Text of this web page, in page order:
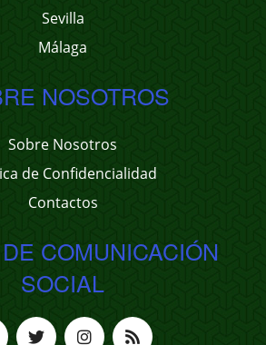
Sevilla
Málaga
NOSOTROS
Sobre Nosotros
de Confidencialidad
Contactos
COMUNICACIÓN
SOCIAL